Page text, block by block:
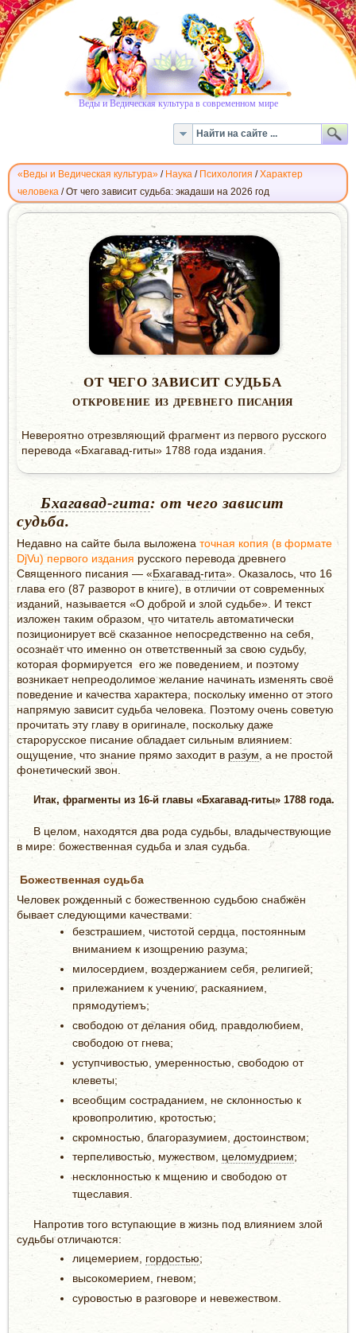
Веды и Ведическая культура в современном мире
«Веды и Ведическая культура» / Наука / Психология /Характер
человека /От чего зависит судьба: экадаши на 2026 год
ОТ
СУДЬБА
ОТ ЧЕГО ЗАВИСИТ СУДЬБА
ОТКРОВЕНИЕ ИЗ ДРЕВНЕГО ПИСАНИЯ
Невероятно отрезвляющий фрагмент из первого русского
перевода «Бхагавад-гиты» 1788 года издания.
Бхагавад-гита: от чего зависит
судьба.
Недавно на сайте была выложена точная копия (в формате
DjVu) первого издания русского перевода древнего
Священного писания — «Бхагавад-гита». Оказалось, что 16
глава его (87 разворот в книге), в отличии от современных
изданий, называется «О доброй и злой судьбе». И текст
изложен таким образом, что читатель автоматически
позиционирует всё сказанное непосредственно на себя,
осознаёт что именно он ответственный за свою судьбу,
которая формируется его же поведением, и поэтому
возникает непреодолимое желание начинать изменять своё
поведение и качества характера, поскольку именно от этого
напрямую зависит судьба человека. Поэтому очень советую
прочитать эту главу в оригинале, поскольку даже
старорусское писание обладает сильным влиянием:
ощущение, что знание прямо заходит в разум , а не простой
фонетический звон.
Итак, фрагменты из 16-й главы «Бхагавад-гиты» 1788 года.
В целом, находятся два рода судьбы, владычествующие
в мире: божественная судьба и злая судьба.
Божественная судьба
Человек рожденный с божественною судьбою снабжён
бывает следующими качествами:
безстрашием, чистотой сердца, постоянным
вниманием к изощрению разума;
милосердием, воздержанием себя, религией;
прилежанием к учению, раскаянием,
прямодутіемъ;
свободою от делания обид, правдолюбием,
свободою от гнева;
уступчивостью, умеренностью, свободою от
клеветы;
всеобщим состраданием, не склонностью к
кровопролитию, кротостью;
скромностью, благоразумием, достоинством;
терпеливостью, мужеством, целомудрием;
несклонностью к мщению и свободою от
тщеславия.
Напротив того вступающие в жизнь под влиянием злой
судьбы отличаются:
лицемерием, гордостью;
высокомерием, гневом;
суровостью в разговоре и невежеством.